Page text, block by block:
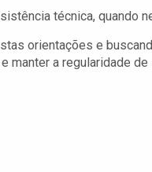
técnica, quando
orientações e
manter a regularidade